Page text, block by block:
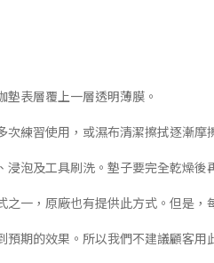
表層覆上一層透明薄膜。
練習使用，或濕布清潔擦拭逐漸
泡及工具刷洗。墊子要完全乾燥
一，原廠也有提供此方式。但是
期的效果。所以我們不建議顧客用